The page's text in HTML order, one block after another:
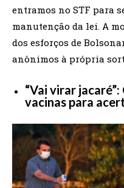
entramos no STF para
manutenção da lei. A
dos esforços de
anônimos à própria
“Vai virar
vacinas para